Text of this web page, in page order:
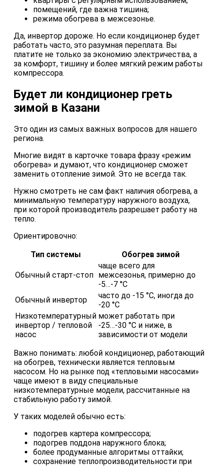
помещений, где важна тишина;
режима обогрева в межсезонье.
Да, инвертор дороже. Но если кондиционер будет
работать часто, это разумная переплата. Вы
платите не только за экономию электричества, а
за комфорт, тишину и более мягкий режим работы
компрессора.
Будет ли кондиционер греть
зимой в Казани
Это один из самых важных вопросов для нашего
региона.
Многие видят в карточке товара фразу «режим
обогрева» и думают, что кондиционер сможет
заменить отопление зимой. Это не всегда так.
Нужно смотреть не сам факт наличия обогрева, а
минимальную температуру наружного воздуха,
при которой производитель разрешает работу на
тепло.
Ориентировочно:
Тип системы
Обогрев зимой
Обычный старт-стоп
чаще всего для
межсезонья, примерно до
-5…-7 °C
Обычный инвертор
часто до -15 °C, иногда до
-20 °C
Низкотемпературный
инвертор / тепловой
насос
может работать при
-25…-30 °C и ниже, в
зависимости от модели
Важно понимать: любой кондиционер, работающий
на обогрев, технически является тепловым
насосом. Но на рынке под «тепловыми насосами»
чаще имеют в виду специальные
низкотемпературные модели, рассчитанные на
стабильную работу зимой.
У таких моделей обычно есть:
подогрев картера компрессора;
подогрев поддона наружного блока;
более продуманные алгоритмы оттайки;
сохранение теплопроизводительности при